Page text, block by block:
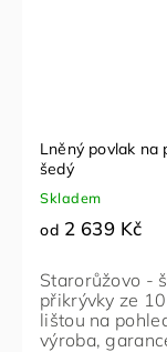
Lněný povlak na
šedý
Skladem
od 2 639 Kč
Starorůžovo -
přikrývky ze
lištou na
výroba,